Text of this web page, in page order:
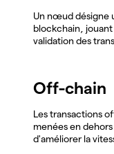
Un nœud désigne
blockchain,
validation des
Off-chain
Les transactions
menées en
d'améliorer la